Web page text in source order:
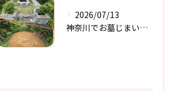
2026/07/13
神奈川でお墓じまい２件目